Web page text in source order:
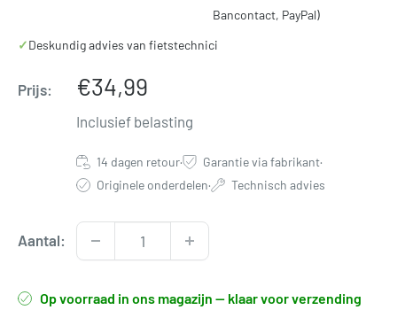
Bancontact, PayPal)
✓Deskundig advies van fietstechnici
Prijs: Verkoopprijs
€34,99
Inclusief belasting
14 dagen retour· Garantie via fabrikant·
Originele onderdelen· Technisch advies
Aantal:
Op voorraad in ons magazijn — klaar voor verzending